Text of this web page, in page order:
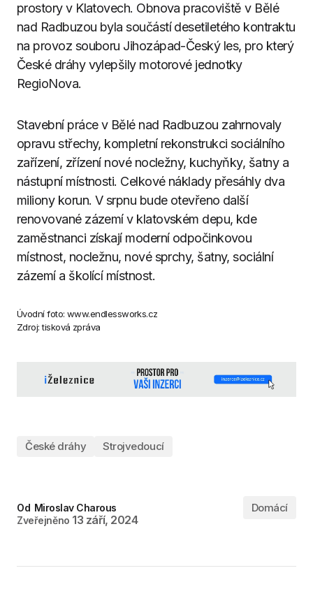
prostory v Klatovech. Obnova pracoviště v Bělé
nad Radbuzou byla součástí desetiletého kontraktu
na provoz souboru Jihozápad-Český les, pro který
České dráhy vylepšily motorové jednotky
RegioNova.
Stavební práce v Bělé nad Radbuzou zahrnovaly
opravu střechy, kompletní rekonstrukci sociálního
zařízení, zřízení nové nocležny, kuchyňky, šatny a
nástupní místnosti. Celkové náklady přesáhly dva
miliony korun. V srpnu bude otevřeno další
renovované zázemí v klatovském depu, kde
zaměstnanci získají moderní odpočinkovou
místnost, nocležnu, nové sprchy, šatny, sociální
zázemí a školící místnost.
Úvodní foto: www.endlessworks.cz
Zdroj: tisková zpráva
České dráhy Strojvedoucí
Od Miroslav Charous
Zveřejněno 13 září, 2024
Domácí